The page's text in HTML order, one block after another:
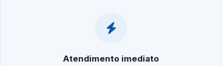
Atendimento imediato